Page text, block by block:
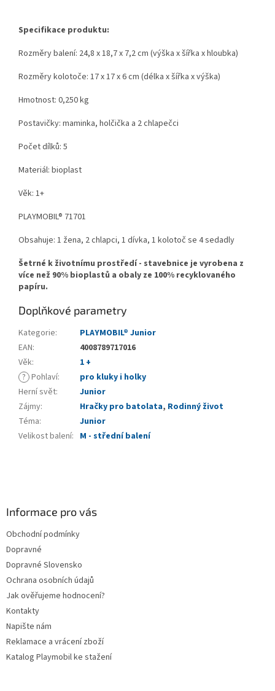
Specifikace produktu:
Rozměry balení: 24,8 x 18,7 x 7,2 cm (výška x šířka x hloubka)
Rozměry kolotoče: 17 x 17 x 6 cm (délka x šířka x výška)
Hmotnost: 0,250 kg
Postavičky: maminka, holčička a 2 chlapečci
Počet dílků: 5
Materiál: bioplast
Věk: 1+
PLAYMOBIL® 71701
Obsahuje: 1 žena, 2 chlapci, 1 dívka, 1 kolotoč se 4 sedadly
Šetrné k životnímu prostředí - stavebnice je vyrobena z
více než 90% bioplastů a obaly ze 100% recyklovaného
papíru.
Doplňkové parametry
Kategorie:
PLAYMOBIL® Junior
EAN:
4008789717016
Věk:
1 +
? Pohlaví:
pro kluky i holky
Herní svět:
Junior
Zájmy: Hračky pro batolata, Rodinný život
Téma:
Junior
Velikost balení: M - střední balení
Informace pro vás
Obchodní podmínky
Dopravné
Dopravné Slovensko
Ochrana osobních údajů
Jak ověřujeme hodnocení?
Kontakty
Napište nám
Reklamace a vrácení zboží
Katalog Playmobil ke stažení